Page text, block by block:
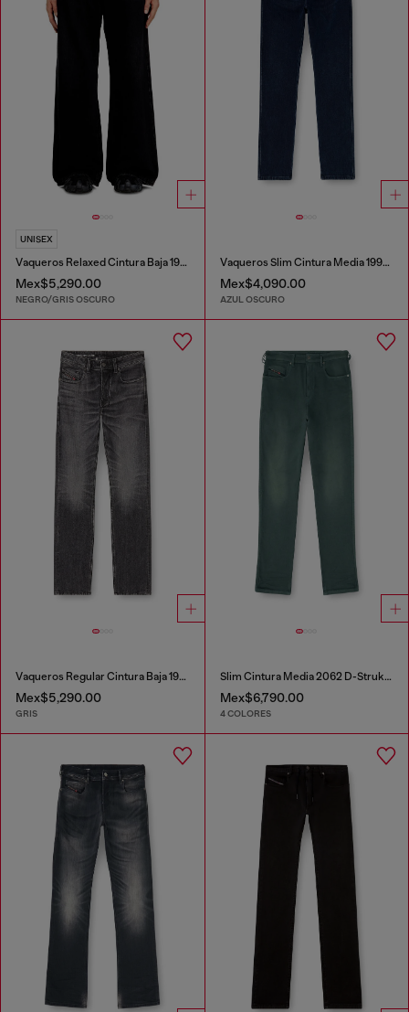
UNISEX
Vaqueros Relaxed Cintura Baja 1996 D-Sire
Mex$5,290.00
NEGRO/GRIS OSCURO
Vaqueros Slim Cintura Media 1993 D-Vyl
Mex$4,090.00
AZUL OSCURO
Vaqueros Regular Cintura Baja 1985 Larkee
Mex$5,290.00
GRIS
Slim Cintura Media 2062 D-Strukt Joggjeans®
Mex$6,790.00
4 COLORES